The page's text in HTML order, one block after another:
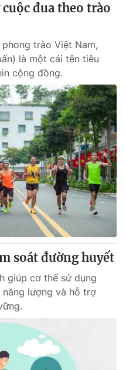
Việt Nam
điện tử số 483/GP-BTTTT
Hạnh, Phạm Quốc Thắng,
355 932
897
đua theo trào
trào Việt Nam,
là một cái tên tiêu
cộng đồng.
soát đường huyết
giúp cơ thể sử dụng
lượng và hỗ trợ